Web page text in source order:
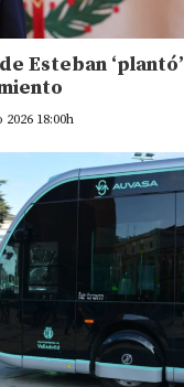
Esteban ‘plantó’
18:00h